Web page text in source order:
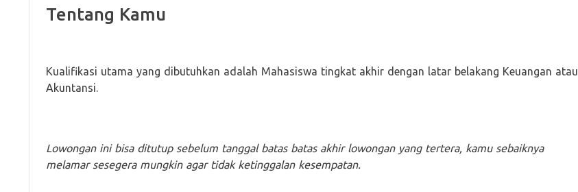
Tentang Kamu
Kualifikasi utama yang dibutuhkan adalah Mahasiswa tingkat akhir dengan latar belakang Keuangan atau
Akuntansi.
Lowongan ini bisa ditutup sebelum tanggal batas batas akhir lowongan yang tertera, kamu sebaiknya
melamar sesegera mungkin agar tidak ketinggalan kesempatan.